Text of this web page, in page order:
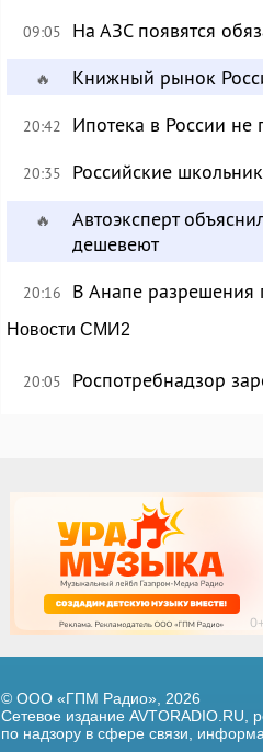
09:05 На АЗС появятся
🔥 Книжный рынок
20:42 Ипотека в России не
20:35 Российские
🔥
Автоэксперт
дешевеют
20:16 В Анапе разрешения
Новости СМИ2
20:05 Роспотребнадзор
© ООО «ГПМ Радио», 2026
Сетевое издание AVTORADIO.RU,
по надзору в сфере связи,